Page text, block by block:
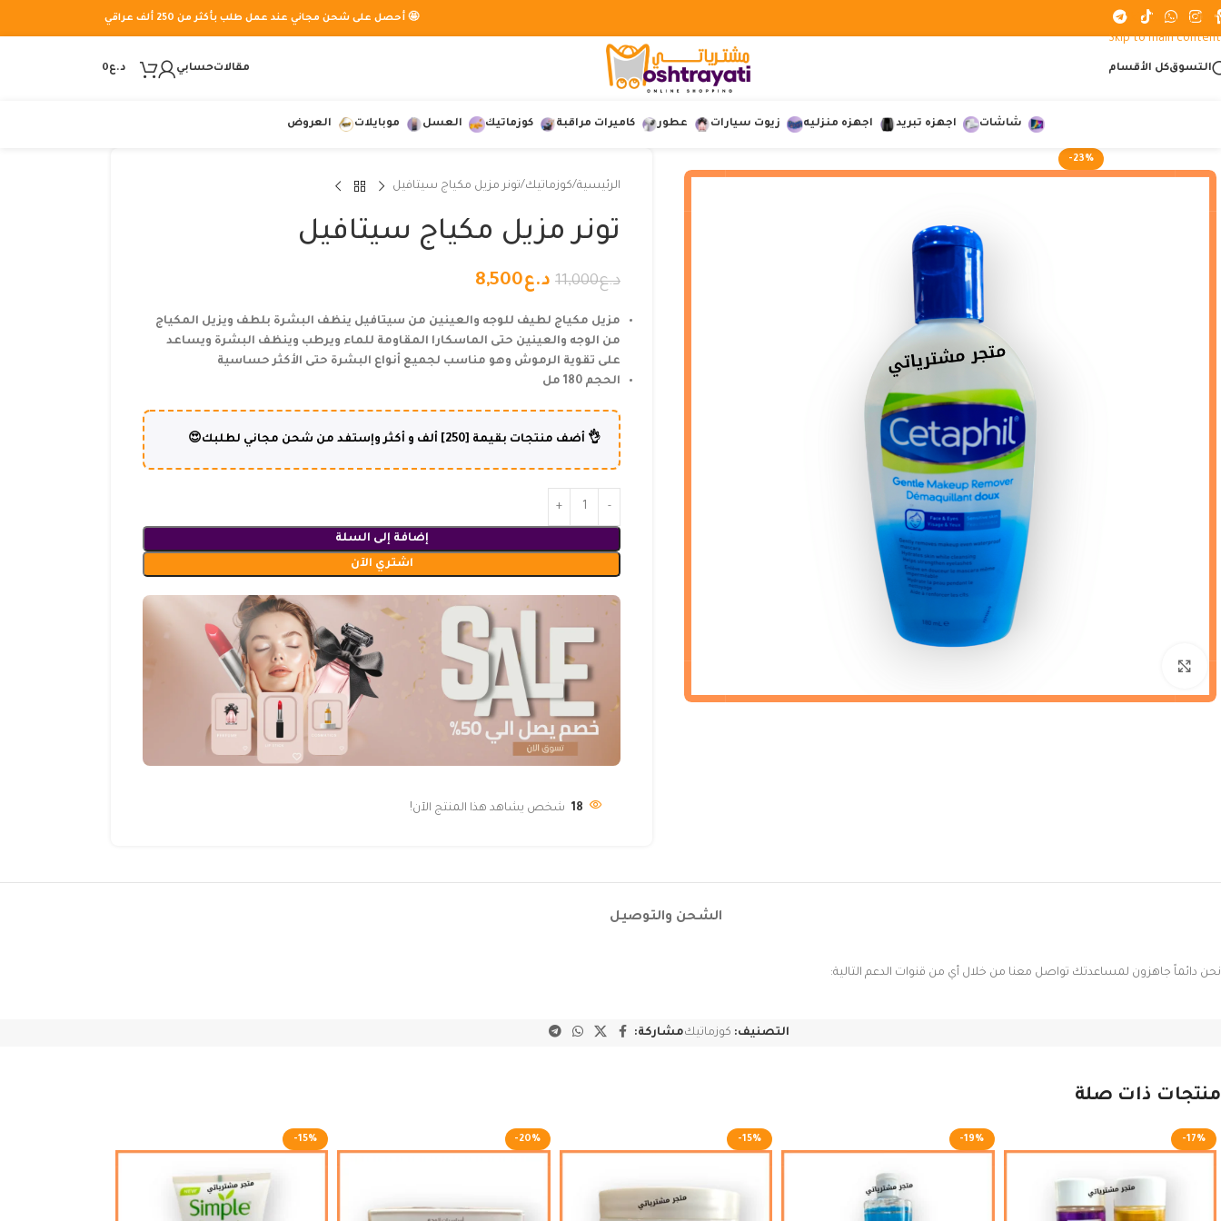
Skip to navigation
Skip to main content
🤩 أحصل على شحن مجاني عند عمل طلب بأكثر من 250 ألف عراقي
التسوقكل الأقسام مقالاتحسابي د.ع0
شاشات اجهزه تبريد اجهزه منزليه زيوت سيارات عطور كاميرات مراقبة كوزماتيك العسل موبايلات العروض
-23%
الرئيسية كوزماتيك تونر مزيل مكياج سيتافيل
تونر مزيل مكياج سيتافيل
د.ع11,000 د.ع8,500
مزيل مكياج لطيف للوجه والعينين من سيتافيل ينظف البشرة بلطف ويزيل المكياج
من الوجه والعينين حتى الماسكارا المقاومة للماء ويرطب وينظف البشرة ويساعد
على تقوية الرموش وهو مناسب لجميع أنواع البشرة حتى الأكثر حساسية
الحجم 180 مل
👌 أضف منتجات بقيمة [250] ألف و أكثر وإستفد من شحن مجاني لطلبك😍
إضافة إلى السلة
اشتري الآن
18 شخص يشاهد هذا المنتج الآن!
الشحن والتوصيل
نحن دائماً جاهزون لمساعدتك تواصل معنا من خلال أي من قنوات الدعم التالية:
التصنيف: كوزماتيكمشاركة:
منتجات ذات صلة
-17%
-19%
-15%
-20%
-15%